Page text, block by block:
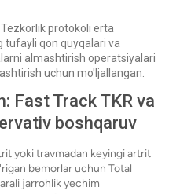
Tezkorlik protokoli erta
tufayli qon quyqalari va
almashtirish operatsiyalari
uchun mo'ljallangan.
Fast Track TKR va
boshqaruv
yoki travmadan keyingi artrit
bemorlar uchun Total
jarrohlik yechim